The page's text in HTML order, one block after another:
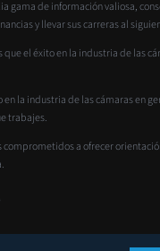
gama de información valiosa,
y llevar sus carreras al
el éxito en la industria de las
la industria de las cámaras en
trabajes.
a ofrecer